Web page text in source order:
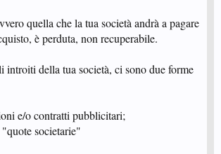
quella che la tua società andrà a pagare
è perduta, non recuperabile.
introiti della tua società, ci sono due forme
e/o contratti pubblicitari;
societarie"